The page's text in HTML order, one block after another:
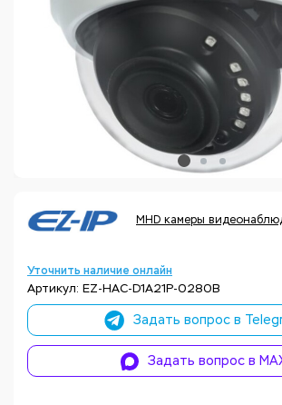
MHD камеры
Уточнить наличие онлайн
Артикул: EZ-HAC-D1A21P-0280B
Задать вопрос в
Задать вопрос в